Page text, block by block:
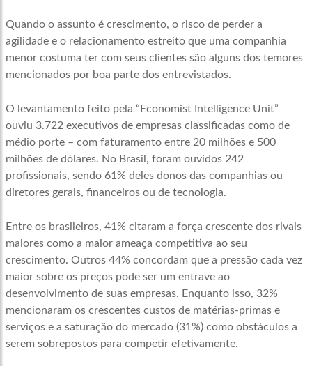
Quando o assunto é crescimento, o risco de perder a
agilidade e o relacionamento estreito que uma companhia
menor costuma ter com seus clientes são alguns dos temores
mencionados por boa parte dos entrevistados.
O levantamento feito pela “Economist Intelligence Unit”
ouviu 3.722 executivos de empresas classificadas como de
médio porte – com faturamento entre 20 milhões e 500
milhões de dólares. No Brasil, foram ouvidos 242
profissionais, sendo 61% deles donos das companhias ou
diretores gerais, financeiros ou de tecnologia.
Entre os brasileiros, 41% citaram a força crescente dos rivais
maiores como a maior ameaça competitiva ao seu
crescimento. Outros 44% concordam que a pressão cada vez
maior sobre os preços pode ser um entrave ao
desenvolvimento de suas empresas. Enquanto isso, 32%
mencionaram os crescentes custos de matérias-primas e
serviços e a saturação do mercado (31%) como obstáculos a
serem sobrepostos para competir efetivamente.